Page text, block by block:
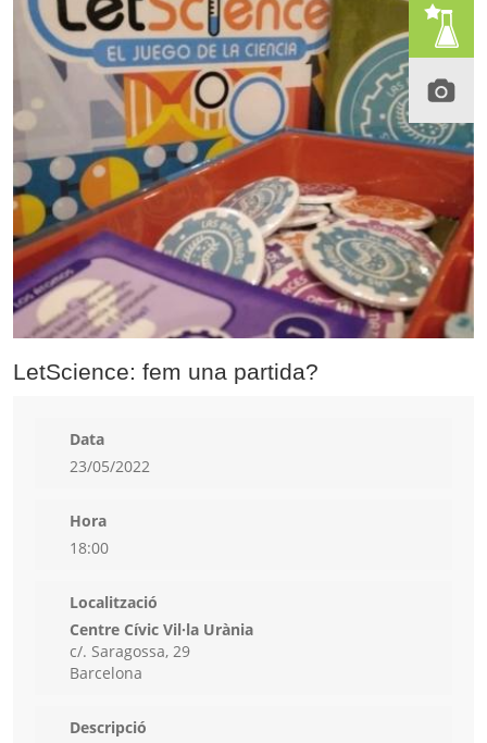
LetScience: fem una partida?
Data
23/05/2022
Hora
18:00
Localització
Centre Cívic Vil·la Urània
c/. Saragossa, 29
Barcelona
Descripció